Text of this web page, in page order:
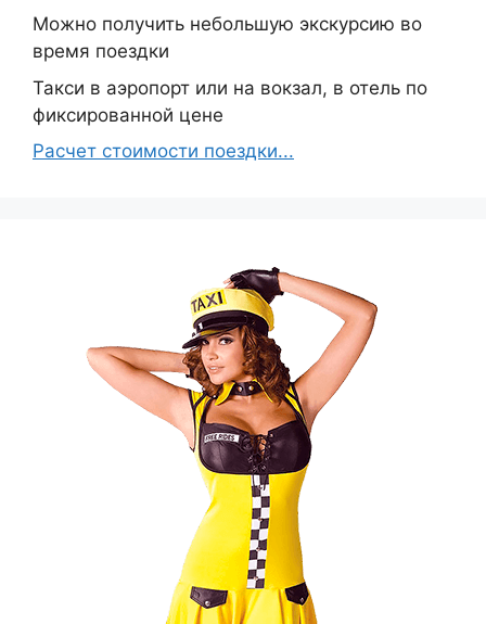
Можно получить небольшую экскурсию во
время поездки
Такси в аэропорт или на вокзал, в отель по
фиксированной цене
Расчет стоимости поездки...